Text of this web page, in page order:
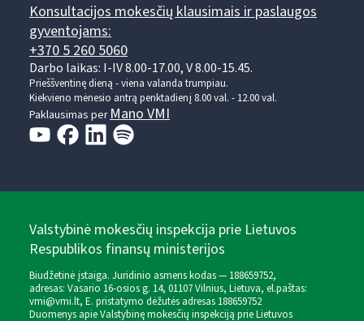
Konsultacijos mokesčių klausimais ir paslaugos
gyventojams:
+370 5 260 5060
Darbo laikas: I-IV 8.00-17.00, V 8.00-15.45.
Prieššventinę dieną - viena valanda trumpiau.
Kiekvieno mėnesio antrą penktadienį 8.00 val. - 12.00 val.
Paklausimas per Mano VMI
Valstybinė mokesčių inspekcija prie Lietuvos
Respublikos finansų ministerijos
Biudžetinė įstaiga. Juridinio asmens kodas — 188659752,
adresas: Vasario 16-osios g. 14, 01107 Vilnius, Lietuva, el.paštas:
vmi@vmi.lt, E. pristatymo dėžutės adresas 188659752
Duomenys apie Valstybinę mokesčių inspekciją prie Lietuvos